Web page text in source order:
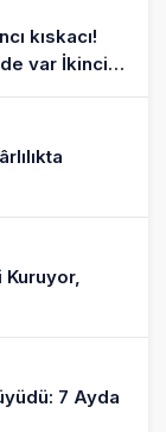
kıskacı!
var İkinci
7 Ayda